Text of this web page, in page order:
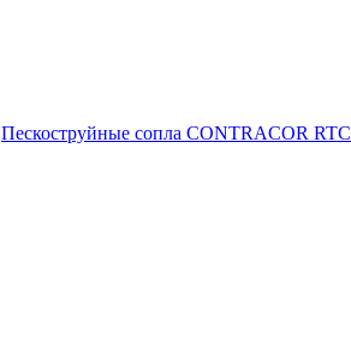
Пескоструйные сопла CONTRACOR RTC